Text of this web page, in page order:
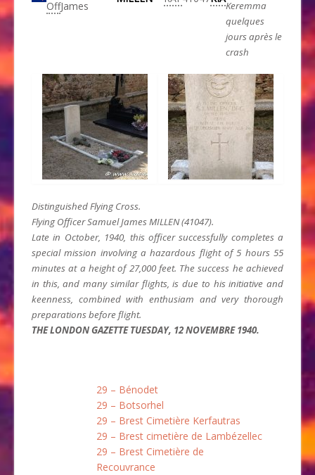
OffJames
Keremma
quelques
jours après le
crash
Distinguished Flying Cross.
Flying Officer Samuel James MILLEN (41047).
Late in October, 1940, this officer successfully completes a
special mission involving a hazardous flight of 5 hours 55
minutes at a height of 27,000 feet. The success he achieved
in this, and many similar flights, is due to his initiative and
keenness, combined with enthusiam and very thorough
preparations before flight.
THE LONDON GAZETTE TUESDAY, 12 NOVEMBRE 1940.
29 – Bénodet
29 – Botsorhel
29 – Brest Cimetière Kerfautras
29 – Brest cimetière de Lambézellec
29 – Brest Cimetière de
Recouvrance